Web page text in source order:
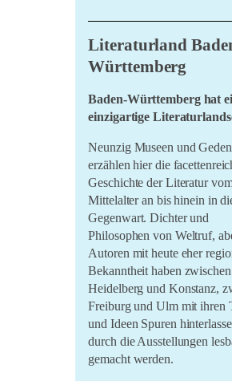
Kurzinfo Lernende
PDF
Kurzinfo TRAFO – PDF
Lernen in der
Seminare für haupt- und
ehrenamtliche Kulturakteure:
LKRSA-Flyer_download
Literaturland
Württemberg
Baden-Württemberg hat
einzigartige
Neunzig Museen und
erzählen hier die
Geschichte der Literatur
Mittelalter an bis hinein in
Gegenwart. Dichter und
Philosophen von Weltruf,
Autoren mit heute eher
Bekanntheit haben zwischen
Heidelberg und Konstanz,
Freiburg und Ulm mit ihren
und Ideen Spuren
durch die Ausstellungen
gemacht werden.